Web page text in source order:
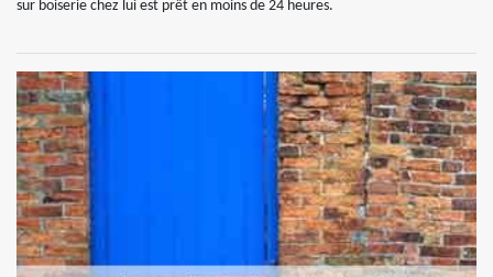
sur boiserie chez lui est prêt en moins de 24 heures.